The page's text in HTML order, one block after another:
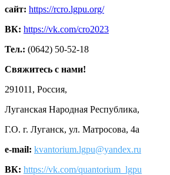
сайт: https://rcro.lgpu.org/
ВК: https://vk.com/cro2023
Тел.: (0642) 50-52-18
Свяжитесь с нами!
291011, Россия,
Луганская Народная Республика,
Г.О. г. Луганск, ул. Матросова, 4а
e-mail: kvantorium.lgpu@yandex.ru
ВК: https://vk.com/quantorium_lgpu